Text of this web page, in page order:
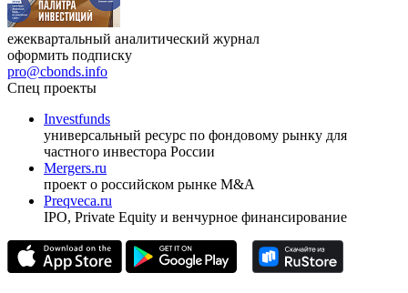
оформить подписку
pro@cbonds.info
Спец проекты
Investfunds
универсальный ресурс по фондовому рынку для
частного инвестора России
проект о российском рынке M&A
Preqveca.ru